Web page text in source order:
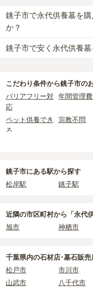
銚子市で永代供養墓を
か？
銚子市での購入費用の目安
樹木葬・納骨堂・永代供養
なお、お墓によっては以下
・開眼法要の費用：お墓を
用。僧侶に渡すお布施がか
・納骨式の費用 ：お墓に遺
すお布施、会食などの費用
：お墓の管理
正確な費用は、区画や石材
積もりを取るまで確定しませ
必ず確認することをおすす
現地への見学が難しい場合
内を取り寄せることができま
銚子市で安く永代供養
供養墓
で、 15万円からお求
する「合祀墓（ごうしぼ）
比べて省スペースで管理の
されています。
価格の目安は、1名あたり5
お墓を探すのがおすすめです
こだわり条件から銚子市の
バリアフリー対
応
年間管理
ペット供養でき
る
宗教不問
銚子市にある駅から探す
松岸駅
銚子駅
近隣の市区町村から 「永代
旭市
神栖市
千葉県内の石材店･墓石販
松戸市
市川市
山武市
八千代市